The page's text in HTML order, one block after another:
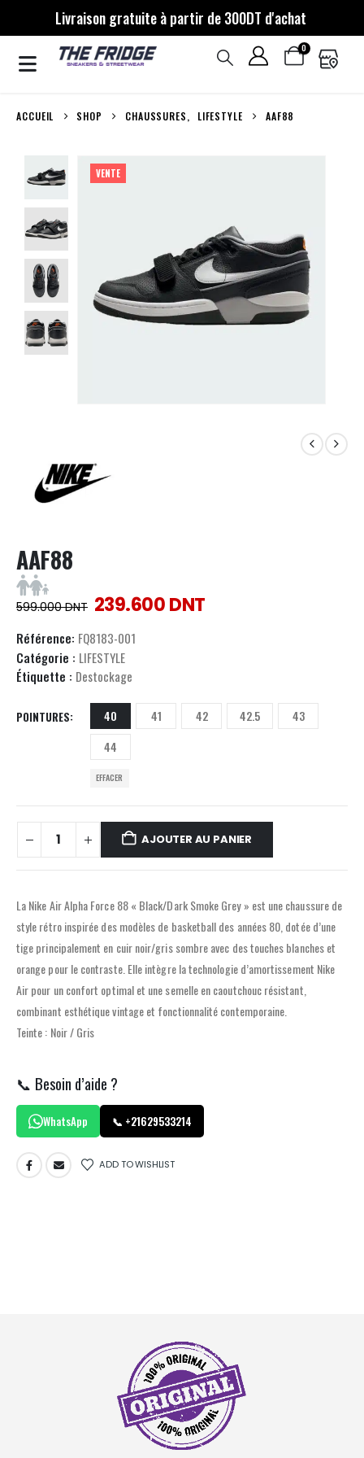
Livraison gratuite à partir de 300DT d'achat
0
ACCUEIL SHOP CHAUSSURES, LIFESTYLE AAF88
VENTE
AAF88
599.000DNT 239.600DNT
Référence: FQ8183-001
Catégorie : LIFESTYLE
Étiquette : Destockage
POINTURES 40 41 42 42.5
43
44
EFFACER
AJOUTER AU PANIER
La Nike Air Alpha Force 88 « Black/Dark Smoke Grey » est une chaussure de
style rétro inspirée des modèles de basketball des années 80, dotée d’une
tige principalement en cuir noir/gris sombre avec des touches blanches et
orange pour le contraste. Elle intègre la technologie d’amortissement Nike
Air pour un confort optimal et une semelle en caoutchouc résistant,
combinant esthétique vintage et fonctionnalité contemporaine.
Teinte : Noir / Gris
📞 Besoin d’aide ?
WhatsApp 📞 +21629533214
ADD TO WISHLIST